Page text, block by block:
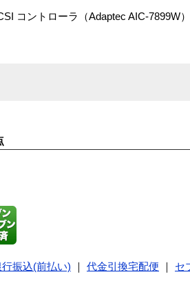
ントローラ（Adaptec AIC-7899W）
行振込(前払い) 代金引換宅配便
セ